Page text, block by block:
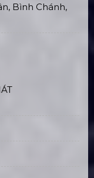
Bình Chánh,